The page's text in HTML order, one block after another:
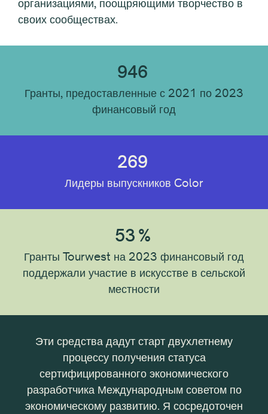
организациями, поощряющими творчество в
своих сообществах.
946
Гранты, предоставленные с 2021 по 2023
финансовый год
269
Лидеры выпускников Color
53 %
Гранты Tourwest на 2023 финансовый год
поддержали участие в искусстве в сельской
местности
Эти средства дадут старт двухлетнему
процессу получения статуса
сертифицированного экономического
разработчика Международным советом по
экономическому развитию. Я сосредоточен
Тип получателя
Организация
Местоположение получателя
Дисциплина получателя
Сбросить все